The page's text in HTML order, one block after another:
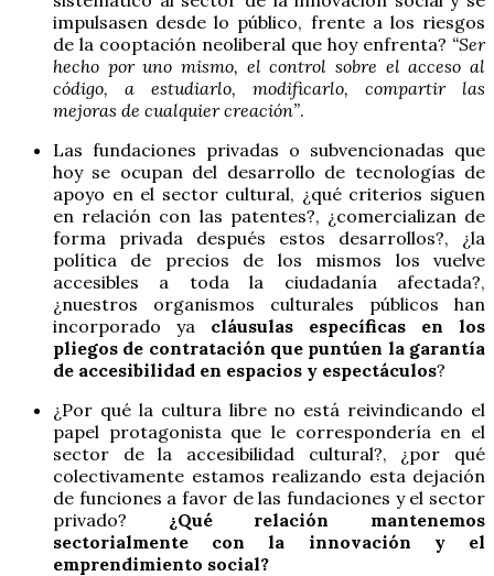
impulsasen desde lo público, frente a los riesgos
de la cooptación neoliberal que hoy enfrenta? “Ser
hecho por uno mismo, el control sobre el acceso al
código, a estudiarlo, modificarlo, compartir las
mejoras de cualquier creación”.
Las fundaciones privadas o subvencionadas que
hoy se ocupan del desarrollo de tecnologías de
apoyo en el sector cultural, ¿qué criterios siguen
en relación con las patentes?, ¿comercializan de
forma privada después estos desarrollos?, ¿la
política de precios de los mismos los vuelve
accesibles a toda la ciudadanía afectada?,
¿nuestros organismos culturales públicos han
incorporado ya cláusulas específicas en los
pliegos de contratación que puntúen la garantía
de accesibilidad en espacios y espectáculos?
¿Por qué la cultura libre no está reivindicando el
papel protagonista que le correspondería en el
sector de la accesibilidad cultural?, ¿por qué
colectivamente estamos realizando esta dejación
de funciones a favor de las fundaciones y el sector
privado?
¿Qué relación mantenemos
sectorialmente con la innovación y el
emprendimiento social?